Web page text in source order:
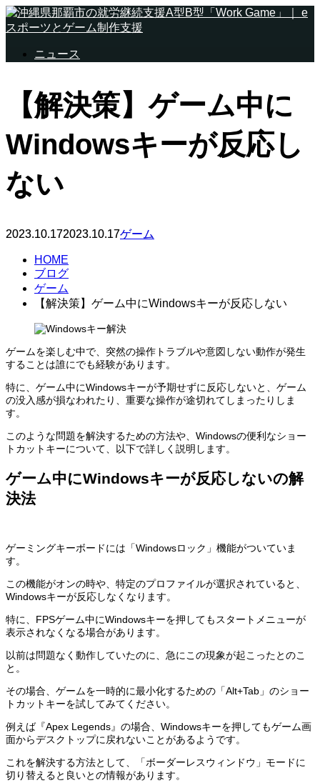
ニュース
【解決策】ゲーム中に
Windowsキーが反応し
ない
2023.10.172023.10.17ゲーム
HOME
ブログ
ゲーム
【解決策】ゲーム中にWindowsキーが反応しない
ゲームを楽しむ中で、突然の操作トラブルや意図しない動作が発生
することは誰にでも経験があります。
特に、ゲーム中にWindowsキーが予期せずに反応しないと、ゲーム
の没入感が損なわれたり、重要な操作が途切れてしまったりしま
す。
このような問題を解決するための方法や、Windowsの便利なショー
トカットキーについて、以下で詳しく説明します。
ゲーム中にWindowsキーが反応しないの解
決法
ゲーミングキーボードには「Windowsロック」機能がついていま
す。
この機能がオンの時や、特定のプロファイルが選択されていると、
Windowsキーが反応しなくなります。
特に、FPSゲーム中にWindowsキーを押してもスタートメニューが
表示されなくなる場合があります。
以前は問題なく動作していたのに、急にこの現象が起こったとのこ
と。
その場合、ゲームを一時的に最小化するための「Alt+Tab」のショー
トカットキーを試してみてください。
例えば『Apex Legends』の場合、Windowsキーを押してもゲーム画
面からデスクトップに戻れないことがあるようです。
これを解決する方法として、「ボーダーレスウィンドウ」モードに
切り替えると良いとの情報があります。